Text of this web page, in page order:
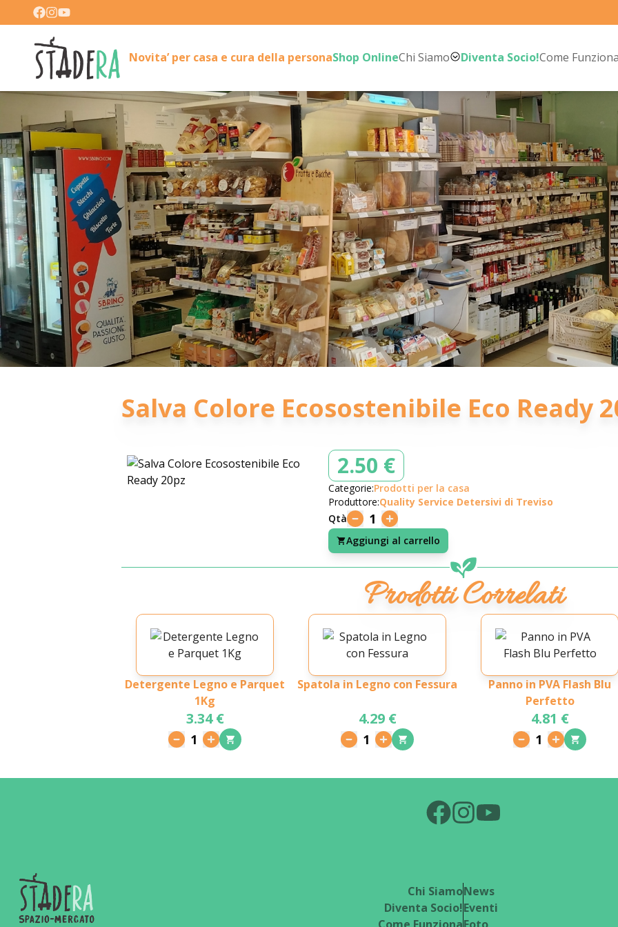
Novita’ per casa e cura della personaShop OnlineChi Siamo Diventa Socio!Come
Salva Colore Ecosostenibile Eco Ready
2.50 €
Categorie:Prodotti per la casa
Produttore:Quality Service Detersivi di Treviso
Qtà
1
Aggiungi al carrello
Prodotti Correlati
Detergente Legno e Parquet
1Kg
3.34 €
1
Spatola in Legno con Fessura
4.29 €
1
Panno in PVA Flash Blu
Perfetto
4.81 €
1
Chi Siamo
Diventa Socio!
News
Eventi